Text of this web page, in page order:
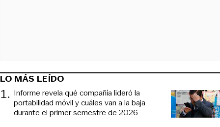
LO MÁS LEÍDO
1. Informe revela qué compañía lideró la
portabilidad móvil y cuáles van a la baja
durante el primer semestre de 2026